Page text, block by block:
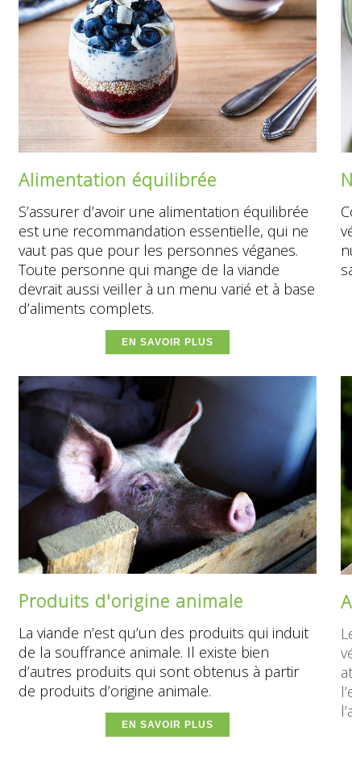
Alimentation équilibrée
S’assurer d’avoir une alimentation équilibrée
est une recommandation essentielle, qui ne
vaut pas que pour les personnes véganes.
Toute personne qui mange de la viande
devrait aussi veiller à un menu varié et à base
d’aliments complets.
EN SAVOIR PLUS
Produits d'origine animale
La viande n’est qu’un des produits qui induit
de la souffrance animale. Il existe bien
d’autres produits qui sont obtenus à partir
de produits d’origine animale.
EN SAVOIR PLUS